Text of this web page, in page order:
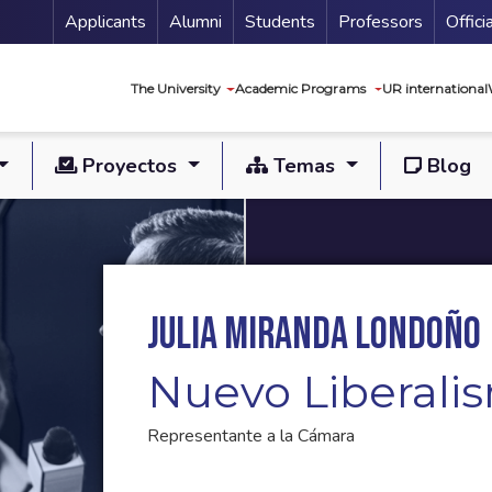
Menu Secundario
Applicants Alumni Students Professors
The University Academic Programs UR international
Proyectos Temas Blog
Julia Miranda Londoño
Nuevo
Representante a la Cámara